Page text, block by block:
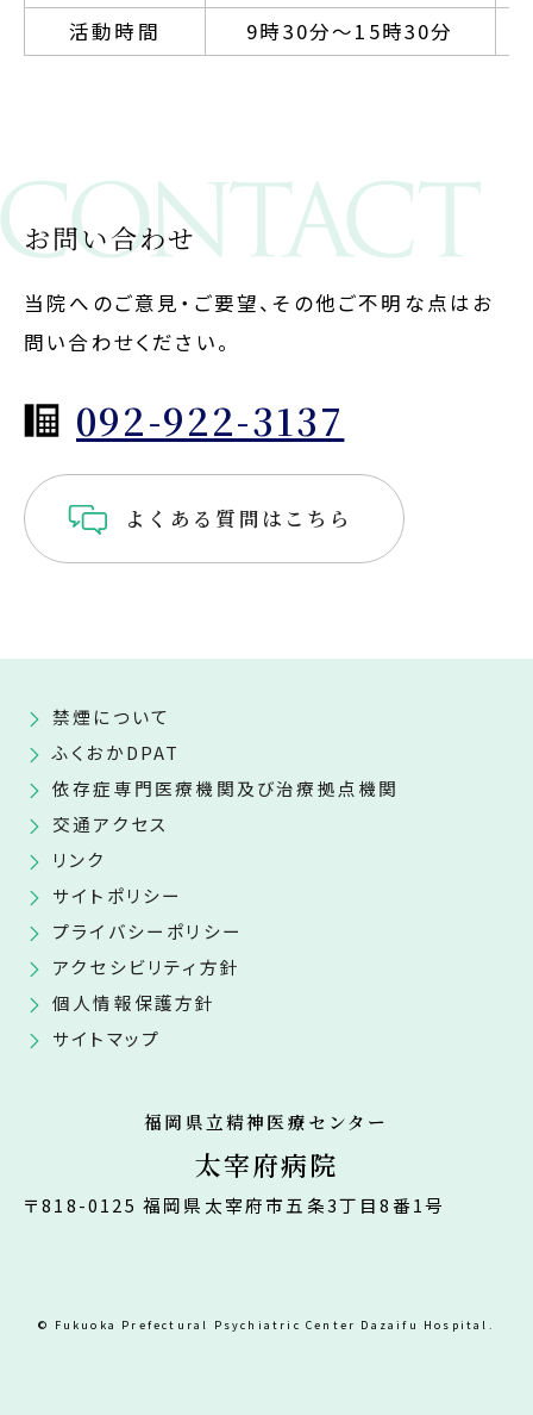
活動時間
9時30分～15時30分
お問い合わせ
当院へのご意見・ご要望、その他ご不明な点はお
問い合わせください。
092-922-3137
よくある質問はこちら
禁煙について
ふくおかDPAT
依存症専門医療機関及び治療拠点機関
交通アクセス
リンク
サイトポリシー
プライバシーポリシー
アクセシビリティ方針
個人情報保護方針
サイトマップ
福岡県立精神医療センター
太宰府病院
〒818-0125 福岡県太宰府市五条3丁目8番1号
© Fukuoka Prefectural Psychiatric Center Dazaifu Hospital.